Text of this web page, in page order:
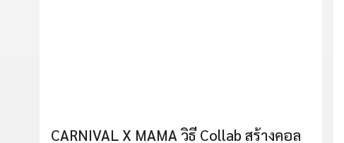
CARNIVAL X MAMA วิธี Collab สร้างคอล